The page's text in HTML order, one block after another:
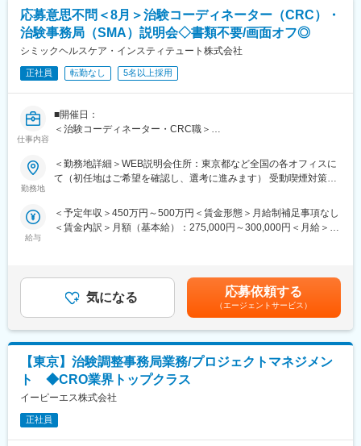
応募意思不問＜8月＞治験コーディネーター（CRC）・
治験事務局（SMA）説明会◇書類不要/画面オフ◎
シミックヘルスケア・インスティテュート株式会社
正社員 転勤なし 5名以上採用
仕事内容
■開催日：
＜治験コーディネーター・CRC職＞
・日時（2）：8/18（火）18:30～19:10 ※中部エリアCRC登壇
＜治験事務局・SMA職＞
・日時（2）：8/25（火）18:30～19:10
・会社概要紹介
・職種説明（CRCとSMAで開催日が違います）
・質疑応答
■職務内容
治験コーディネーター・CRC職：
・治験被験者である患者さんへの内容説明補助、ケア／相談
勤務地
＜勤務地詳細＞WEB説明会住所：東京都など全国の各オフィスに
て（初任地はご希望を確認し、選考に進みます） 受動喫煙対策：
給与
＜予定年収＞450万円～500万円＜賃金形態＞月給制補足事項なし
＜賃金内訳＞月額（基本給）：275,000円～300,000円＜月給＞
気になる 応募依頼する
（エージェントサービス）
【東京】治験調整事務局業務/プロジェクトマネジメン
ト ◆CRO業界トップクラス
イーピーエス株式会社
正社員